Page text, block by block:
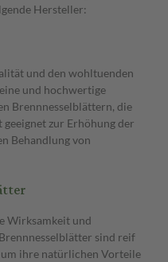
Hersteller:
und den wohltuenden
und hochwertige
Brennnesselblättern, die
zur Erhöhung der
Behandlung von
Wirksamkeit und
sind reif
ihre natürlichen Vorteile